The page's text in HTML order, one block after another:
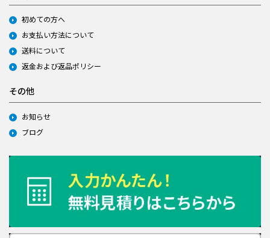
初めての方へ
お支払い方法について
送料について
返金および返品ポリシー
その他
お知らせ
ブログ